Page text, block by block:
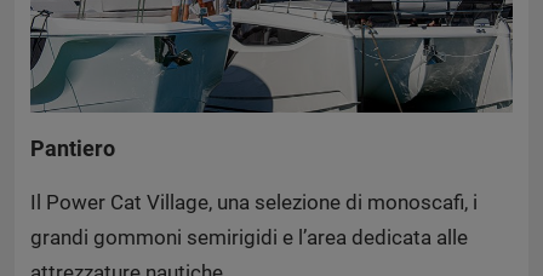
Pantiero
Il Power Cat Village, una selezione di monoscafi, i
grandi gommoni semirigidi e l’area dedicata alle